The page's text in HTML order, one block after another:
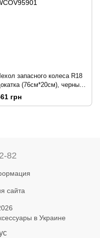
запасного колеса R18
(76см*20см), черный
WCOV95901
грн
82
сайта
в Украине